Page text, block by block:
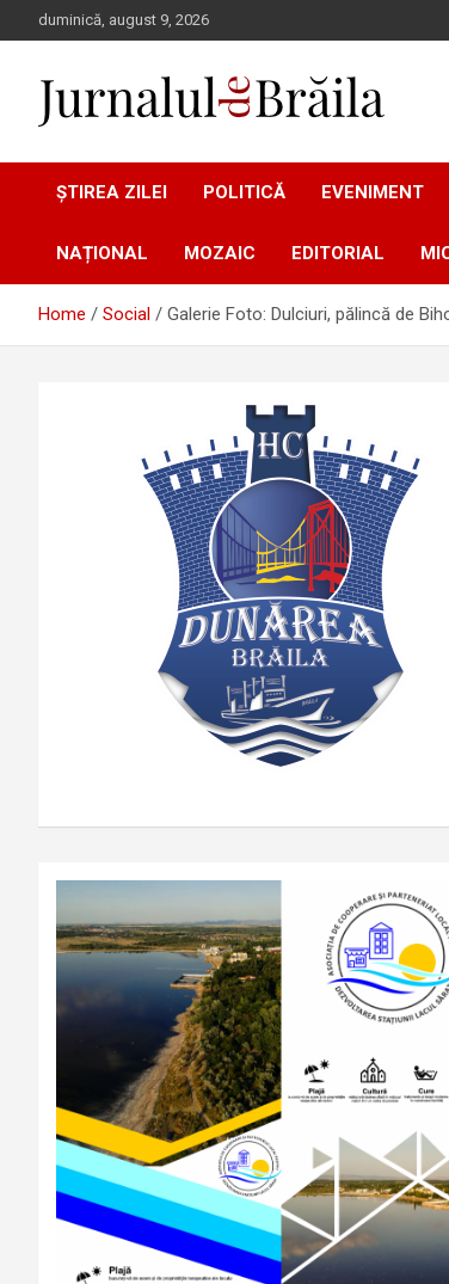
to
duminică, august 9, 2026
Jurnalul de Brăila
ȘTIREA ZILEI POLITICĂ EVENIMENT
NAȚIONAL MOZAIC EDITORIAL
Home Social Galerie Foto: Dulciuri, pălincă de